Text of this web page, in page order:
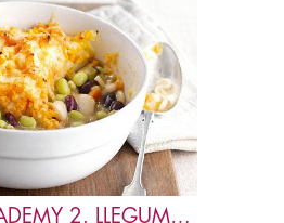
JUNIOR ACADEMY 2. LLEGUMS I VERDURES